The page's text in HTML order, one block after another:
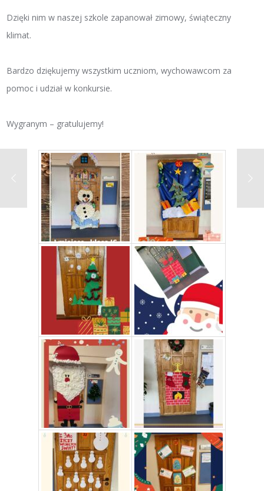
Dzięki nim w naszej szkole zapanował zimowy, świąteczny
klimat.
Bardzo dziękujemy wszystkim uczniom, wychowawcom za
pomoc i udział w konkursie.
Wygranym – gratulujemy!